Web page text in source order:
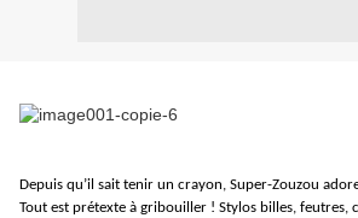
Depuis qu’il sait tenir un crayon, Super-Zouzou
Tout est prétexte à gribouiller ! Stylos billes, feutres,